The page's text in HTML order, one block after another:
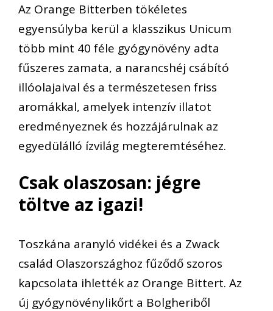
Az Orange Bitterben tökéletes
egyensúlyba kerül a klasszikus Unicum
több mint 40 féle gyógynövény adta
fűszeres zamata, a narancshéj csábító
illóolajaival és a természetesen friss
aromákkal, amelyek intenzív illatot
eredményeznek és hozzájárulnak az
egyedülálló ízvilág megteremtéséhez.
Csak olaszosan: jégre
töltve az igazi!
Toszkána aranyló vidékei és a Zwack
család Olaszországhoz fűződő szoros
kapcsolata ihlették az Orange Bittert. Az
új gyógynövénylikőrt a Bolgheriből